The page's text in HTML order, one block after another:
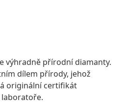
výhradně přírodní diamanty.
dílem přírody, jehož
originální certifikát